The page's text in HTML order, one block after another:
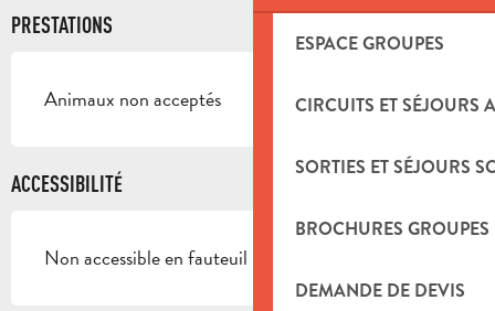
ESPACE GROUPES
CIRCUITS ET SÉJOURS
SORTIES ET SÉJOURS
BROCHURES GROUPES
DEMANDE DE DEVIS
PRESTATIONS
Animaux non acceptés
ACCESSIBILITÉ
Non accessible en fauteuil roulant